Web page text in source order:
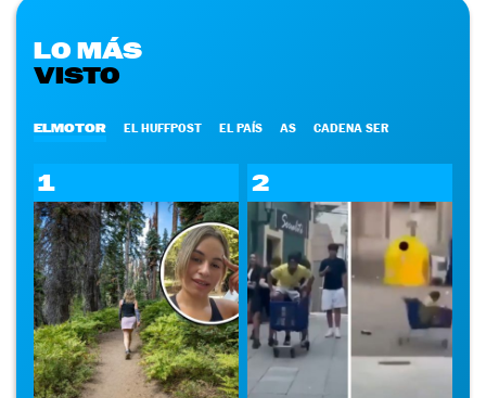
LO MÁS
VISTO
ELMOTOR EL HUFFPOST EL PAÍS AS CADENA SER
1 2